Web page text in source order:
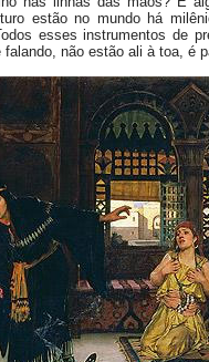
estão no mundo há
esses instrumentos de
não estão ali à toa, é